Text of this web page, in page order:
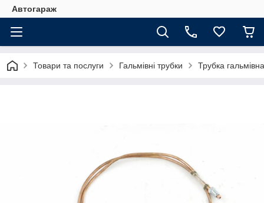
Автогараж
Товари та послуги Гальмівні трубки Трубка